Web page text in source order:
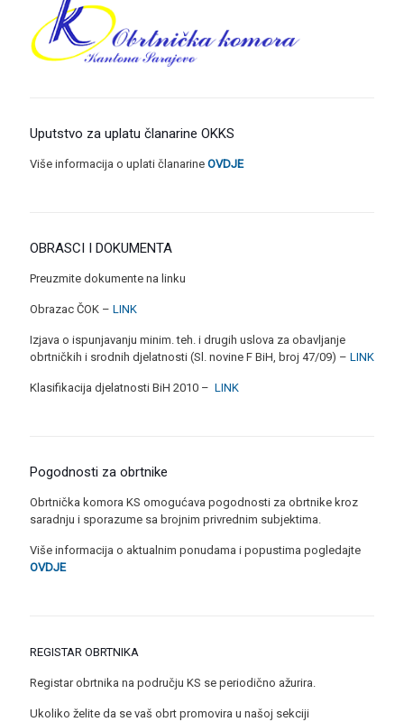
Uputstvo za uplatu članarine OKKS
Više informacija o uplati članarine OVDJE
OBRASCI I DOKUMENTA
Preuzmite dokumente na linku
Obrazac ČOK – LINK
Izjava o ispunjavanju minim. teh. i drugih uslova za obavljanje
obrtničkih i srodnih djelatnosti (Sl. novine F BiH, broj 47/09) – LINK
Klasifikacija djelatnosti BiH 2010 – LINK
Pogodnosti za obrtnike
Obrtnička komora KS omogućava pogodnosti za obrtnike kroz
saradnju i sporazume sa brojnim privrednim subjektima.
Više informacija o aktualnim ponudama i popustima pogledajte
OVDJE
REGISTAR OBRTNIKA
Registar obrtnika na području KS se periodično ažurira.
Ukoliko želite da se vaš obrt promovira u našoj sekciji